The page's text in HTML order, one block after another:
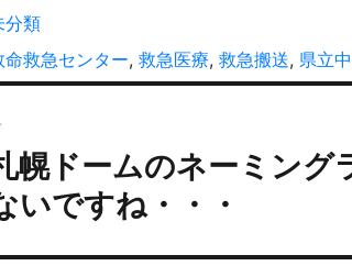
分類
命救急センター, 救急医療, 救急搬送, 県立
:
幌ドームのネーミング
いですね・・・